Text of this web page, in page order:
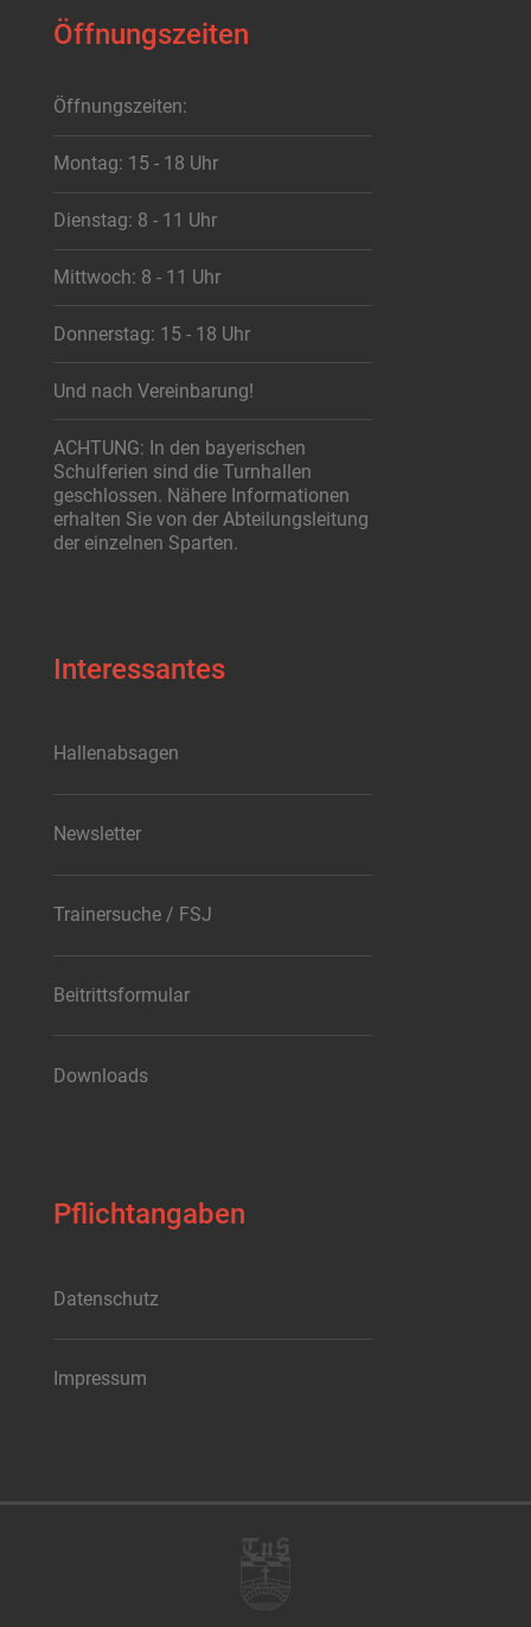
Öffnungszeiten
Öffnungszeiten:
Montag: 15 - 18 Uhr
Dienstag: 8 - 11 Uhr
Mittwoch: 8 - 11 Uhr
Donnerstag: 15 - 18 Uhr
Und nach Vereinbarung!
ACHTUNG: In den bayerischen
Schulferien sind die Turnhallen
geschlossen. Nähere Informationen
erhalten Sie von der Abteilungsleitung
der einzelnen Sparten.
Interessantes
Hallenabsagen
Newsletter
Trainersuche / FSJ
Beitrittsformular
Downloads
Pflichtangaben
Datenschutz
Impressum